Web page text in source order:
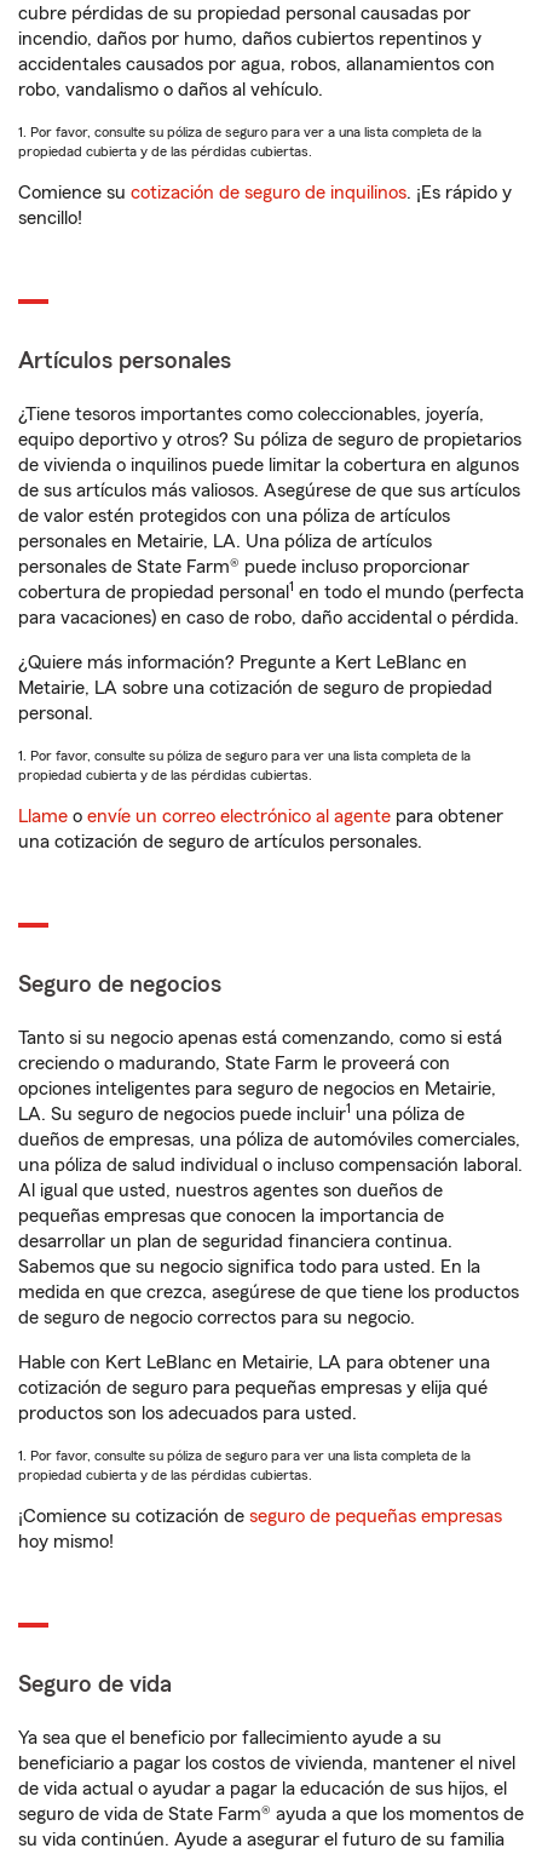
cubre pérdidas de su propiedad personal causadas por
incendio, daños por humo, daños cubiertos repentinos y
accidentales causados por agua, robos, allanamientos con
robo, vandalismo o daños al vehículo.
1. Por favor, consulte su póliza de seguro para ver a una lista completa de la
propiedad cubierta y de las pérdidas cubiertas.
Comience su cotización de seguro de inquilinos. ¡Es rápido y
sencillo!
Artículos personales
¿Tiene tesoros importantes como coleccionables, joyería,
equipo deportivo y otros? Su póliza de seguro de propietarios
de vivienda o inquilinos puede limitar la cobertura en algunos
de sus artículos más valiosos. Asegúrese de que sus artículos
de valor estén protegidos con una póliza de artículos
personales en Metairie, LA. Una póliza de artículos
personales de State Farm® puede incluso proporcionar
cobertura de propiedad personal 1 en todo el mundo (perfecta
para vacaciones) en caso de robo, daño accidental o pérdida.
¿Quiere más información? Pregunte a Kert LeBlanc en
Metairie, LA sobre una cotización de seguro de propiedad
personal.
1. Por favor, consulte su póliza de seguro para ver una lista completa de la
propiedad cubierta y de las pérdidas cubiertas.
Llame o envíe un correo electrónico al agente para obtener
una cotización de seguro de artículos personales.
Seguro de negocios
Tanto si su negocio apenas está comenzando, como si está
creciendo o madurando, State Farm le proveerá con
opciones inteligentes para seguro de negocios en Metairie,
LA. Su seguro de negocios puede incluir1 una póliza de
dueños de empresas, una póliza de automóviles comerciales,
una póliza de salud individual o incluso compensación laboral.
Al igual que usted, nuestros agentes son dueños de
pequeñas empresas que conocen la importancia de
desarrollar un plan de seguridad financiera continua.
Sabemos que su negocio significa todo para usted. En la
medida en que crezca, asegúrese de que tiene los productos
de seguro de negocio correctos para su negocio.
Hable con Kert LeBlanc en Metairie, LA para obtener una
cotización de seguro para pequeñas empresas y elija qué
productos son los adecuados para usted.
1. Por favor, consulte su póliza de seguro para ver una lista completa de la
propiedad cubierta y de las pérdidas cubiertas.
¡Comience su cotización de seguro de pequeñas empresas
hoy mismo!
Seguro de vida
Ya sea que el beneficio por fallecimiento ayude a su
beneficiario a pagar los costos de vivienda, mantener el nivel
de vida actual o ayudar a pagar la educación de sus hijos, el
seguro de vida de State Farm® ayuda a que los momentos de
su vida continúen. Ayude a asegurar el futuro de su familia